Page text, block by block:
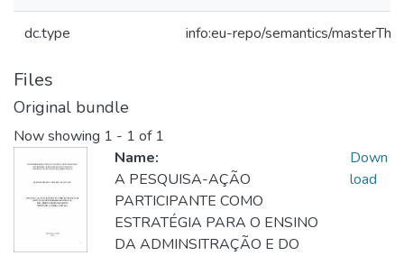
dc.type info:eu-repo/semantics/
Files
Original bundle
Now showing 1 - 1 of 1
Name:
A PESQUISA-AÇÃO
PARTICIPANTE COMO
ESTRATÉGIA PARA O ENSINO
DA ADMINSITRAÇÃO E DO
Down
load